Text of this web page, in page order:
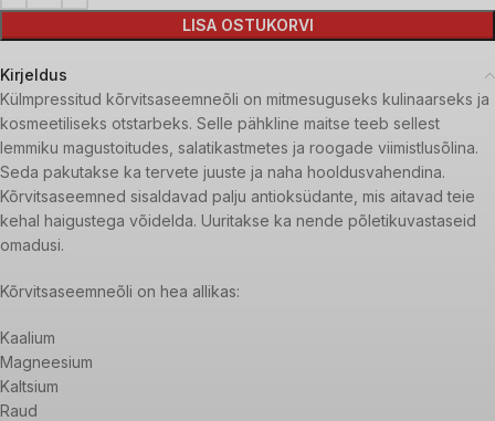
LISA OSTUKORVI
Kirjeldus
Külmpressitud kõrvitsaseemneõli on mitmesuguseks kulinaarseks ja
kosmeetiliseks otstarbeks. Selle pähkline maitse teeb sellest
lemmiku magustoitudes, salatikastmetes ja roogade viimistlusõlina.
Seda pakutakse ka tervete juuste ja naha hooldusvahendina.
Kõrvitsaseemned sisaldavad palju antioksüdante, mis aitavad teie
kehal haigustega võidelda. Uuritakse ka nende põletikuvastaseid
omadusi.
Kõrvitsaseemneõli on hea allikas:
Kaalium
Magneesium
Kaltsium
Raud